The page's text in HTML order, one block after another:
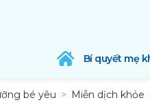
Bí quyết mẹ
bé yêu Miễn dịch khỏe